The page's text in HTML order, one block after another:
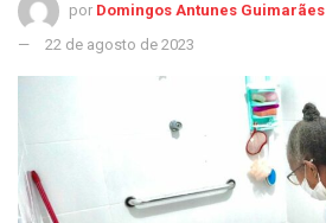
por Domingos Antunes Guimarães
22 de agosto de 2023